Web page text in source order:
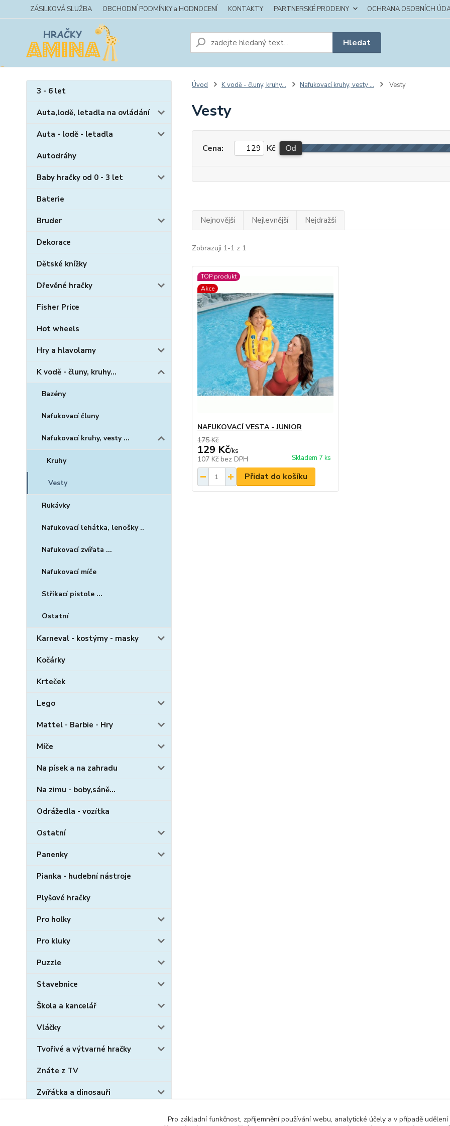
ZÁSILKOVÁ SLUŽBA OBCHODNÍ PODMÍNKY a HODNOCENÍ KONTAKTY PARTNERSKÉ PRODEJNY OCHRANA OSOBNÍCH
Hledat
3 - 6 let
Auta,lodě, letadla na ovládání
Auta - lodě - letadla
Autodráhy
Baby hračky od 0 - 3 let
Baterie
Bruder
Dekorace
Dětské knížky
Dřevěné hračky
Fisher Price
Hot wheels
Hry a hlavolamy
K vodě - čluny, kruhy...
Bazény
Nafukovací čluny
Nafukovací kruhy, vesty ...
Kruhy
Vesty
Rukávky
Nafukovací lehátka, lenošky ..
Nafukovací zvířata ...
Nafukovací míče
Stříkací pistole ...
Ostatní
Karneval - kostýmy - masky
Kočárky
Krteček
Lego
Mattel - Barbie - Hry
Míče
Na písek a na zahradu
Na zimu - boby,sáně...
Odrážedla - vozítka
Ostatní
Panenky
Pianka - hudební nástroje
Plyšové hračky
Pro holky
Pro kluky
Puzzle
Stavebnice
Škola a kancelář
Vláčky
Tvořivé a výtvarné hračky
Znáte z TV
Zvířátka a dinosauři
Úvod K vodě - čluny, kruhy... Nafukovací kruhy, vesty ... Vesty
Vesty
Cena: Kč Od
Nejnovější Nejlevnější Nejdražší
Zobrazuji 1-1 z 1
TOP produkt
Akce
NAFUKOVACÍ VESTA - JUNIOR
175 Kč
129 Kč/ks
107 Kč bez DPH Skladem 7 ks
Přidat do košíku
Pro základní funkčnost, zpříjemnění používání webu, analytické účely a v případě